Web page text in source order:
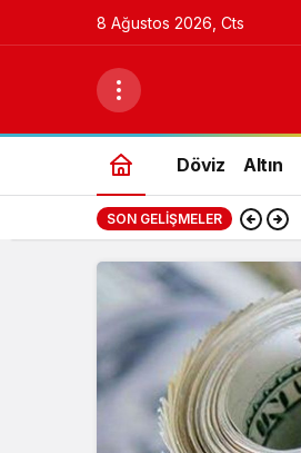
8 Ağustos 2026, Cts
Döviz Altın
SON GELIŞMELER